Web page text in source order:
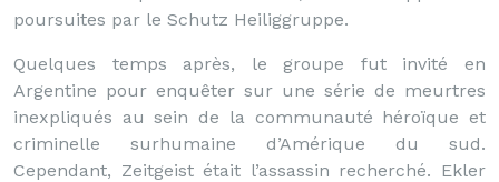
poursuites par le Schutz Heiliggruppe.
Quelques temps après, le groupe fut invité en
Argentine pour enquêter sur une série de meurtres
inexpliqués au sein de la communauté héroïque et
criminelle surhumaine d’Amérique du sud.
Cependant, Zeitgeist était l’assassin recherché. Ekler